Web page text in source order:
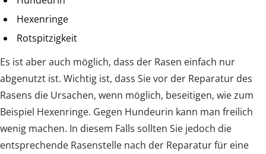
Hexenringe
Rotspitzigkeit
Es ist aber auch möglich, dass der Rasen einfach nur
abgenutzt ist. Wichtig ist, dass Sie vor der Reparatur des
Rasens die Ursachen, wenn möglich, beseitigen, wie zum
Beispiel Hexenringe. Gegen Hundeurin kann man freilich
wenig machen. In diesem Falls sollten Sie jedoch die
entsprechende Rasenstelle nach der Reparatur für eine